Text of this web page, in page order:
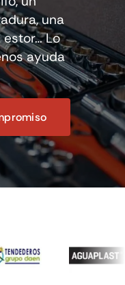
una
estor… Lo
ayuda